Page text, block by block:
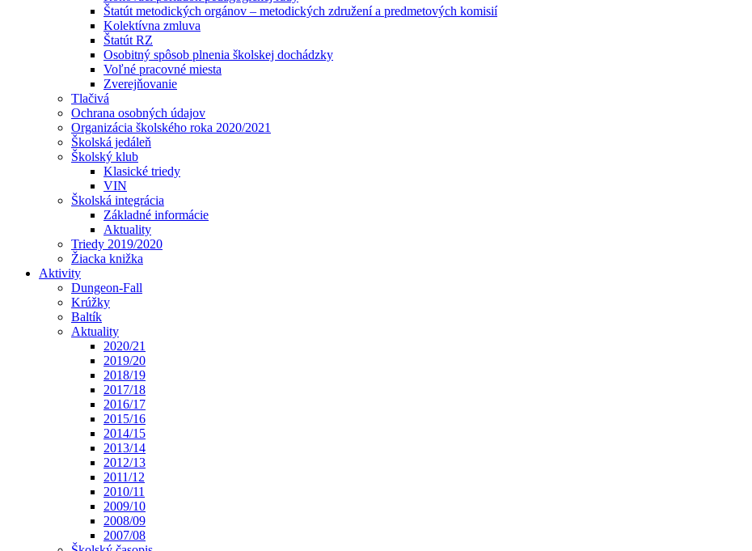
Štatút metodických orgánov – metodických združení a predmetových komisií
Kolektívna zmluva
Štatút RZ
Osobitný spôsob plnenia školskej dochádzky
Voľné pracovné miesta
Zverejňovanie
Tlačivá
Ochrana osobných údajov
Organizácia školského roka 2020/2021
Školská jedáleň
Školský klub
Klasické triedy
VIN
Školská integrácia
Základné informácie
Aktuality
Triedy 2019/2020
Žiacka knižka
Aktivity
Dungeon-Fall
Krúžky
Baltík
Aktuality
2020/21
2019/20
2018/19
2017/18
2016/17
2015/16
2014/15
2013/14
2012/13
2011/12
2010/11
2009/10
2008/09
2007/08